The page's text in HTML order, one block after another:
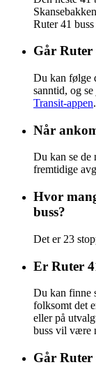
Ruter 41
Går Ruter
Du kan følge
sanntid, og
Transit-appen.
Når
Du kan se de
fremtidige
Hvor
buss?
Det er 23
Er Ruter
Du kan finne
folksomt det
eller på
buss vil være
Går Ruter